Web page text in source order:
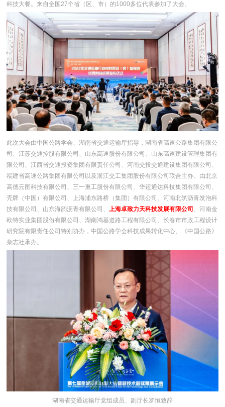
科技大餐。来自全国27个省（区、市）的1000多位代表参加了大会。
此次大会由中国公路学会、湖南省交通运输厅指导，湖南省高速公路集团有限公
司、江苏交通控股有限公司、山东高速股份有限公司、山东高速建设管理集团有
限公司、江西省交通投资集团有限责任公司、河南交投交通建设集团有限公司、
福建省高速公路集团有限公司以及浙江交工集团股份有限公司联合主办。由北京
高德云图科技有限公司、三一重工股份有限公司、华运通达科技集团有限公司、
壳牌（中国）有限公司、上海浦东路桥（集团）有限公司、河南北筑沥青发泡科
技有限公司、山东海韵沥青有限公司、上海卓致力天科技发展有限公司 、河南金
欧特实业集团股份有限公司、湖南鸿基道路工程有限公司、长春市市政工程设计
研究院有限责任公司特别协办，中国公路学会科技成果转化中心、《中国公路》
杂志社承办。
湖南省交通运输厅党组成员、副厅长罗恒致辞